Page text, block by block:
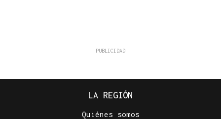
LA REGIÓN
Quiénes somos